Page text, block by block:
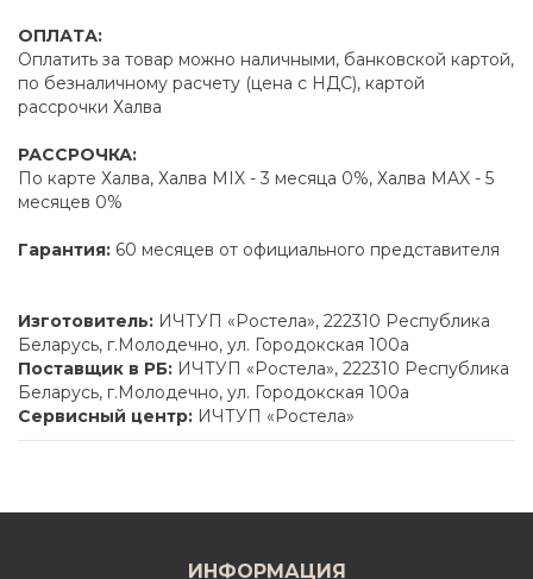
ОПЛАТА:
Оплатить за товар можно наличными, банковской картой,
по безналичному расчету (цена с НДС), картой
рассрочки Халва
РАССРОЧКА:
По карте Халва, Халва MIX - 3 месяца 0%, Халва MAX - 5
месяцев 0%
Гарантия: 60 месяцев от официального представителя
Изготовитель: ИЧТУП «Ростела», 222310 Республика
Беларусь, г.Молодечно, ул. Городокская 100а
Поставщик в РБ: ИЧТУП «Ростела», 222310 Республика
Беларусь, г.Молодечно, ул. Городокская 100а
Сервисный центр: ИЧТУП «Ростела»
ИНФОРМАЦИЯ